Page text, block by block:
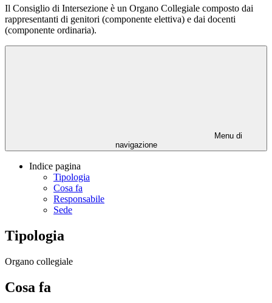
Il Consiglio di Intersezione è un Organo Collegiale composto dai
rappresentanti di genitori (componente elettiva) e dai docenti
(componente ordinaria).
Menu di
navigazione
Indice pagina
Tipologia
Cosa fa
Responsabile
Sede
Tipologia
Organo collegiale
Cosa fa